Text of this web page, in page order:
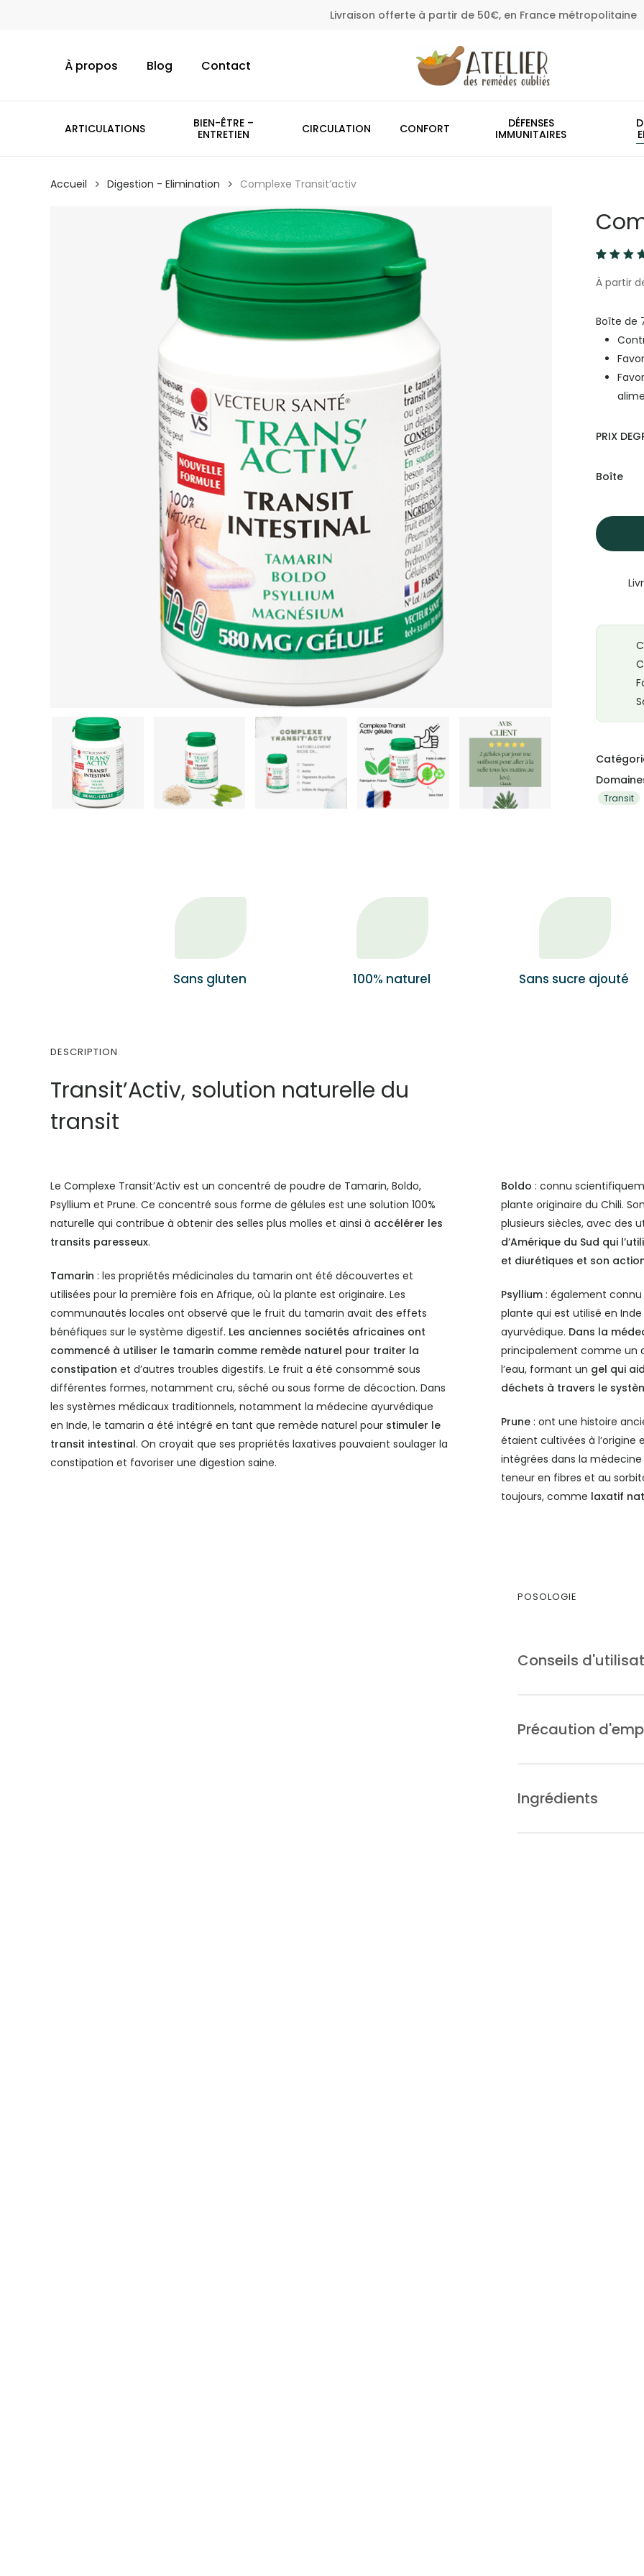
Livraison offerte à partir de 50€, en France métropolitaine
À propos Blog Contact
ARTICULATIONS
BIEN-ÊTRE –
ENTRETIEN
CIRCULATION CONFORT
DÉFENSES
IMMUNITAIRES
Accueil Digestion - Elimination Complexe Transit’activ
4.54
sur 5
À partir
Boîte de
PRIX
Boîte
Transit
Sans gluten 100% naturel Sans sucre ajouté
DESCRIPTION
Transit’Activ, solution naturelle du
transit
Le Complexe Transit’Activ est un concentré de poudre de Tamarin, Boldo,
Psyllium et Prune. Ce concentré sous forme de gélules est une solution 100%
naturelle qui contribue à obtenir des selles plus molles et ainsi à accélérer les
transits paresseux.
Tamarin : les propriétés médicinales du tamarin ont été découvertes et
utilisées pour la première fois en Afrique, où la plante est originaire. Les
communautés locales ont observé que le fruit du tamarin avait des effets
bénéfiques sur le système digestif. Les anciennes sociétés africaines ont
commencé à utiliser le tamarin comme remède naturel pour traiter la
constipation et d’autres troubles digestifs. Le fruit a été consommé sous
différentes formes, notamment cru, séché ou sous forme de décoction. Dans
les systèmes médicaux traditionnels, notamment la médecine ayurvédique
en Inde, le tamarin a été intégré en tant que remède naturel pour stimuler le
transit intestinal. On croyait que ses propriétés laxatives pouvaient soulager la
constipation et favoriser une digestion saine.
Boldo : connu
plante originaire du Chili.
plusieurs siècles, avec des
d’Amérique du Sud qui
et diurétiques et son
Psyllium : également connu
plante qui est utilisé en
ayurvédique. Dans la
principalement comme un
l’eau, formant un gel qui
déchets à travers le
Prune : ont une histoire
étaient cultivées à l’origine
intégrées dans la
teneur en fibres et au
toujours, comme laxatif
POSOLOGIE
Conseils
en soutien 3 à 6 gélules.
graduellement jusqu’à
Précaution
Ne se substitue pas à
sain. Tenir hors de
Ingrédients